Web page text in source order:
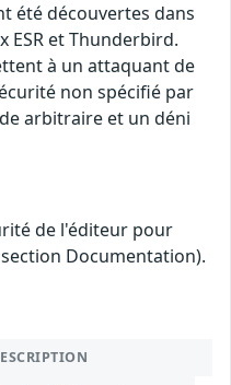
été découvertes dans
ESR et Thunderbird.
à un attaquant de
non spécifié par
arbitraire et un déni
de l'éditeur pour
Documentation).